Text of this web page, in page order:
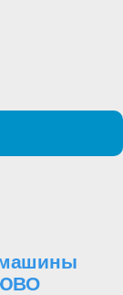
ЮВО